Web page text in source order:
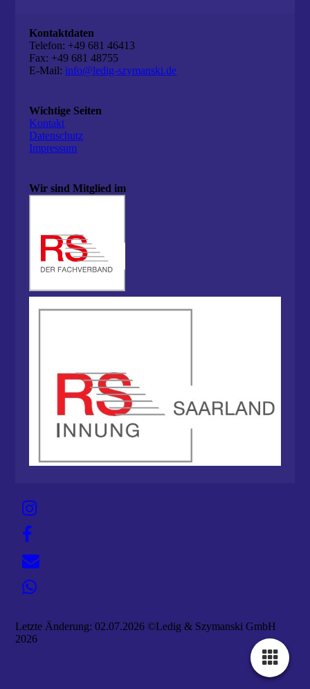
Kontaktdaten
Telefon: +49 681 46413
Fax: +49 681 48755
E-Mail: info@ledig-szymanski.de
Wichtige Seiten
Kontakt
Datenschutz
Impressum
Wir sind Mitglied im
Letzte Änderung: 02.07.2026 ©Ledig & Szymanski GmbH
2026